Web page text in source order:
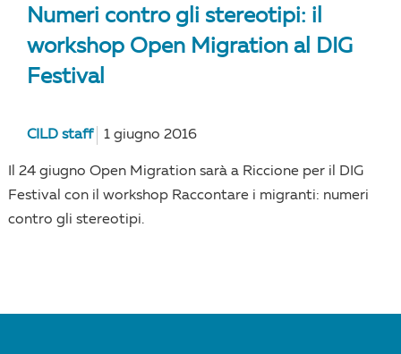
Numeri contro gli stereotipi: il
workshop Open Migration al DIG
Festival
CILD staff 1 giugno 2016
Il 24 giugno Open Migration sarà a Riccione per il DIG
Festival con il workshop Raccontare i migranti: numeri
contro gli stereotipi.